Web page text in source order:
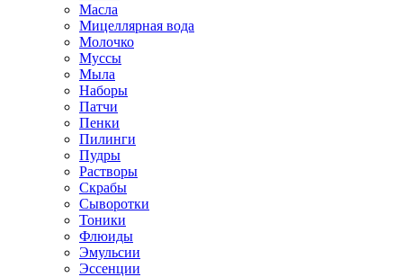
Масла
Мицеллярная вода
Молочко
Муссы
Мыла
Наборы
Патчи
Пенки
Пилинги
Пудры
Растворы
Скрабы
Сыворотки
Тоники
Флюиды
Эмульсии
Эссенции